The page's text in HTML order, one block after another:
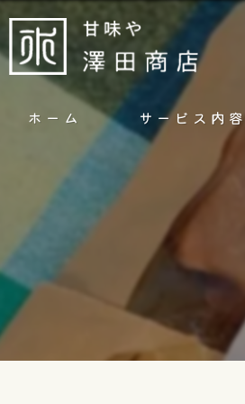
ホーム サービス内容